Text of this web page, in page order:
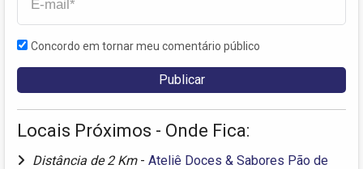
Concordo em tornar meu comentário público
Locais Próximos - Onde Fica:
Distância de 2 Km - Ateliê Doces & Sabores Pão de